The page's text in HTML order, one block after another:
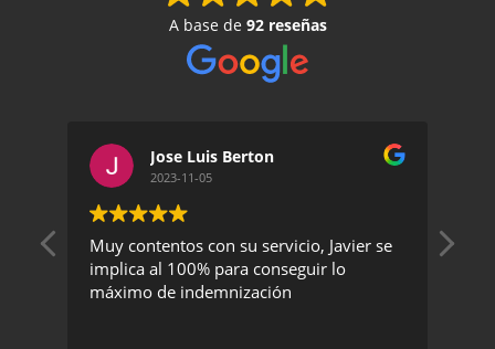
A base de 92 reseñas
Jose Luis Berton
2023-11-05
Muy contentos con su servicio, Javier se
implica al 100% para conseguir lo
máximo de indemnización